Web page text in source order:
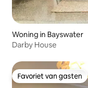
Woning in Bayswater
Darby House
Favoriet van gasten
Favoriet van gasten